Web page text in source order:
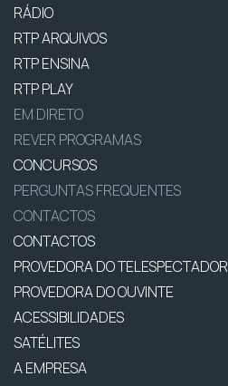
RÁDIO
RTP ARQUIVOS
RTP ENSINA
RTP PLAY
EM DIRETO
REVER PROGRAMAS
CONCURSOS
PERGUNTAS FREQUENTES
CONTACTOS
CONTACTOS
PROVEDORA DO TELESPECTADOR
PROVEDORA DO OUVINTE
ACESSIBILIDADES
SATÉLITES
A EMPRESA